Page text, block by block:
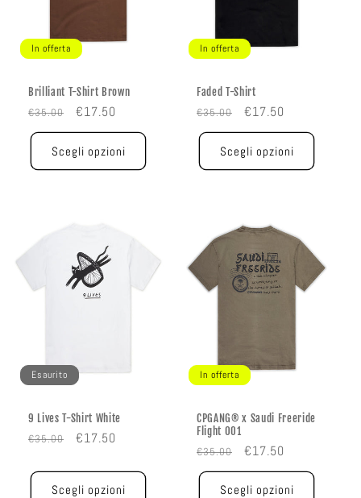
In offerta
Brilliant T-Shirt Brown
Prezzo
di
listino
€35.00
Prezzo
scontato
€17.50
Scegli opzioni
In offerta
Faded T-Shirt
Prezzo
di
listino
€35.00
Prezzo
scontato
€17.50
Scegli opzioni
Esaurito
9 Lives T-Shirt White
Prezzo
listino
€35.00
Prezzo
€17.50
Scegli opzioni
In offerta
CPGANG® x Saudi Freeride
Flight 001
Prezzo
di
listino
€35.00
Prezzo
scontato
€17.50
Scegli opzioni